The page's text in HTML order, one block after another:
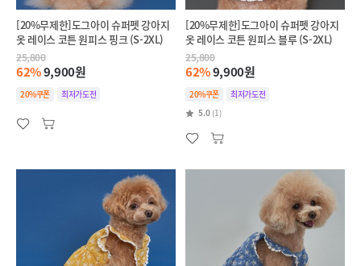
[20%무제한]도그아이 슈퍼펫 강아지
옷 레이스 코튼 원피스 핑크 (S-2XL)
25,800
62%9,900원
20%쿠폰 최저가도전
[20%무제한]도그아이 슈퍼펫 강아지
옷 레이스 코튼 원피스 블루 (S-2XL)
25,800
62%9,900원
20%쿠폰
최저가도전
5.0 (1)